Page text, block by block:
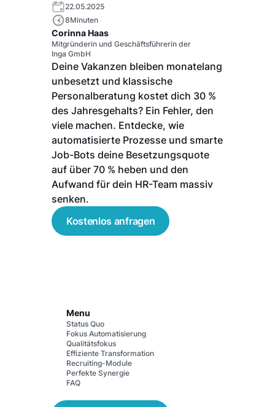
22.05.2025
8Minuten
Corinna Haas
Mitgründerin und Geschäftsführerin der
Inga GmbH
Deine Vakanzen bleiben monatelang
unbesetzt und klassische
Personalberatung kostet dich 30 %
des Jahresgehalts? Ein Fehler, den
viele machen. Entdecke, wie
automatisierte Prozesse und smarte
Job-Bots deine Besetzungsquote
auf über 70 % heben und den
Aufwand für dein HR-Team massiv
senken.
Kostenlos anfragen
Menu
Status Quo
Fokus Automatisierung
Qualitätsfokus
Effiziente Transformation
Recruiting-Module
Perfekte Synergie
FAQ